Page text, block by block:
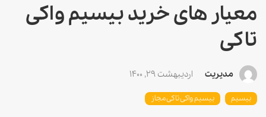
معیار های خرید بیسیم واکی
تاکی
مدیریت اردیبهشت 29, 1400
بیسیم بیسیم واکی تاکی مجاز